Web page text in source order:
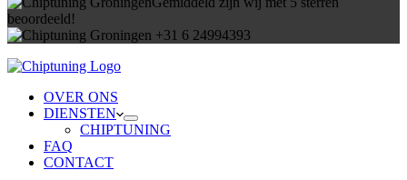
beoordeeld!
+31 6 24994393
OVER ONS
DIENSTEN
CHIPTUNING
FAQ
CONTACT